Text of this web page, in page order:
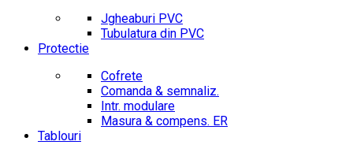
Jgheaburi PVC
Tubulatura din PVC
Protectie
Cofrete
Comanda & semnaliz.
Intr. modulare
Masura & compens. ER
Tablouri